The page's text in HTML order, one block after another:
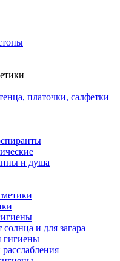
платочки, салфетки
и душа
и для загара
гигиены